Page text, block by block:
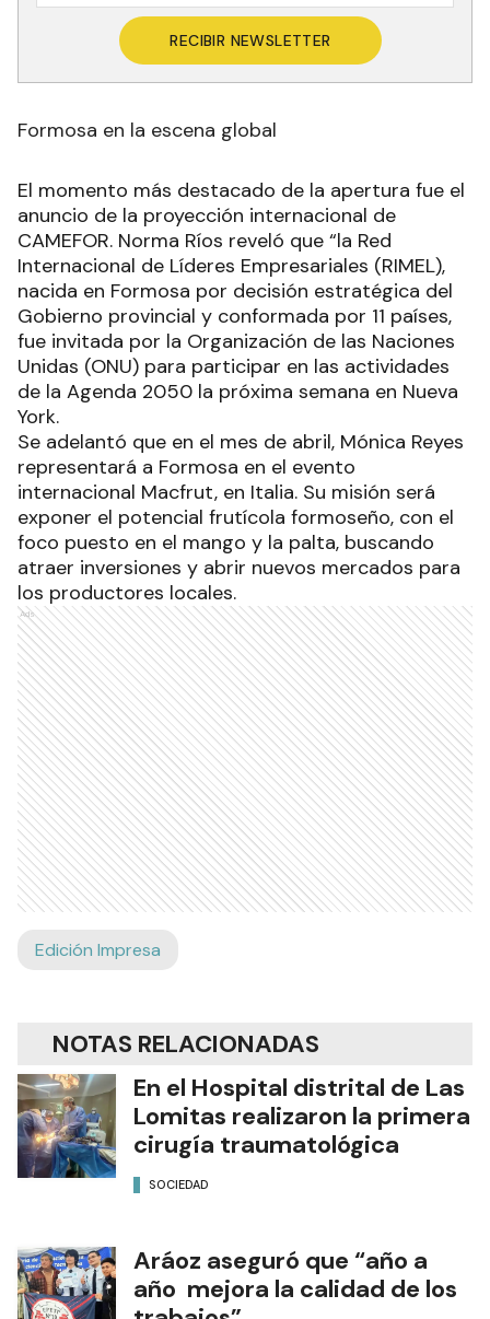
RECIBIR NEWSLETTER
Formosa en la escena global
El momento más destacado de la apertura fue el
anuncio de la proyección internacional de
CAMEFOR. Norma Ríos reveló que “la Red
Internacional de Líderes Empresariales (RIMEL),
nacida en Formosa por decisión estratégica del
Gobierno provincial y conformada por 11 países,
fue invitada por la Organización de las Naciones
Unidas (ONU) para participar en las actividades
de la Agenda 2050 la próxima semana en Nueva
York.
Se adelantó que en el mes de abril, Mónica Reyes
representará a Formosa en el evento
internacional Macfrut, en Italia. Su misión será
exponer el potencial frutícola formoseño, con el
foco puesto en el mango y la palta, buscando
atraer inversiones y abrir nuevos mercados para
los productores locales.
Ads
Edición Impresa
NOTAS RELACIONADAS
En el Hospital distrital de Las
Lomitas realizaron la primera
cirugía traumatológica
SOCIEDAD
Aráoz aseguró que “año a
año mejora la calidad de los